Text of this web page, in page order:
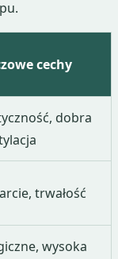
cechy
dobra
trwałość
wysoka